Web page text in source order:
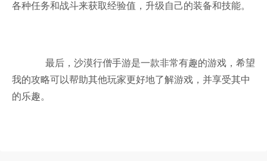
各种任务和战斗来获取经验值，升级自己的装备和技能。
最后，沙漠行僧手游是一款非常有趣的游戏，希望
我的攻略可以帮助其他玩家更好地了解游戏，并享受其中
的乐趣。